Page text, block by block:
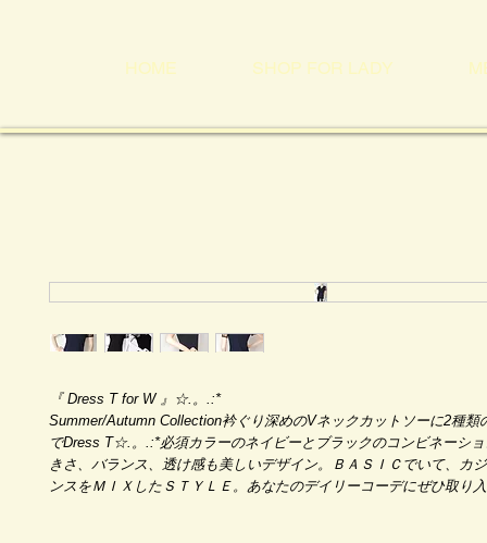
HOME SHOP FOR LADY
『 Dress T for W 』☆.。.:*
Summer/Autumn Collection衿ぐり深めのVネックカットソーに2種類
でDress T☆.。.:*必須カラーのネイビーとブラックのコンビネーシ
きさ、バランス、透け感も美しいデザイン。ＢＡＳＩＣでいて、カ
ンスをＭＩＸしたＳＴＹＬＥ。あなたのデイリーコーデにぜひ取り